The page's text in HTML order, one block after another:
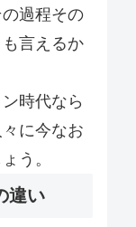
過程その
言えるか
時代なら
に今なお
う。
違い